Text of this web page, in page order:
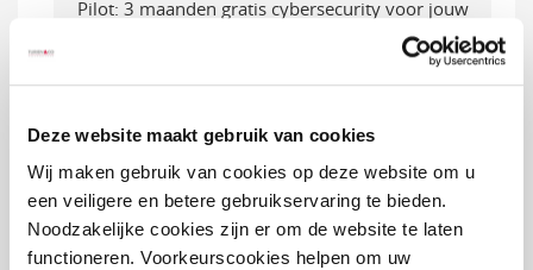
Deze website maakt gebruik van cookies
Wij maken gebruik van cookies op deze website om u
een veiligere en betere gebruikservaring te bieden.
Noodzakelijke cookies zijn er om de website te laten
functioneren. Voorkeurscookies helpen om uw
Pilot: 3 maanden gratis cybersecurity voor jouw
Aanzienlijke verlaging Beperkt Casco premie
Nieuwe actiemodellen met standaard vijf jaar
nieuwwaarderegeling
Nieuwe herbouwwaarde- en
inboedelwaardemeter 2024